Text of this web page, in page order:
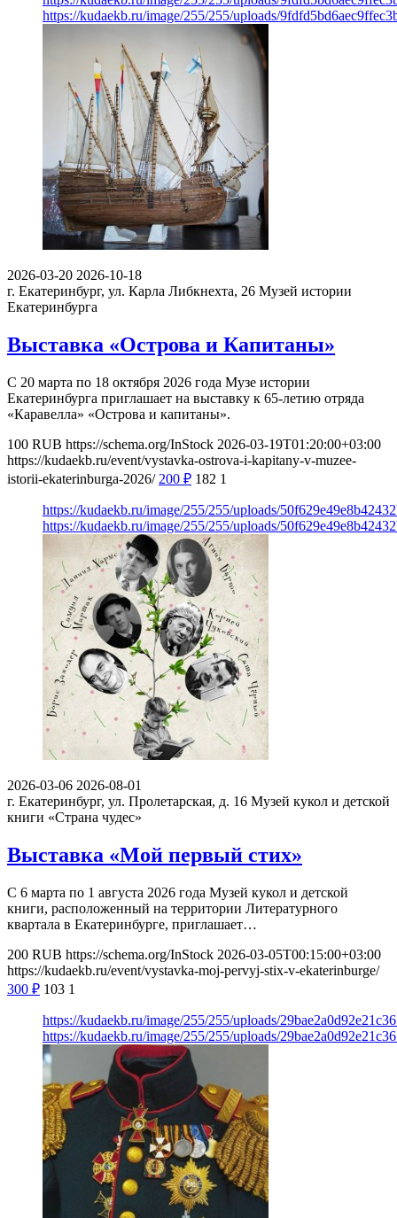
https://kudaekb.ru/image/255/255/uploads/
2026-03-20 2026-10-18
г. Екатеринбург, ул. Карла Либкнехта, 26 Музей истории
Екатеринбурга
Выставка «Острова и Капитаны»
С 20 марта по 18 октября 2026 года Музе истории
Екатеринбурга приглашает на выставку к 65-летию отряда
«Каравелла» «Острова и капитаны».
100 RUB https://schema.org/InStock 2026-03-19T01:20:00+03:00
https://kudaekb.ru/event/vystavka-ostrova-i-kapitany-v-muzee-
istorii-ekaterinburga-2026/ 200 ₽ 182 1
https://kudaekb.ru/image/255/255/uploads/
https://kudaekb.ru/image/255/255/uploads/
2026-03-06 2026-08-01
г. Екатеринбург, ул. Пролетарская, д. 16 Музей кукол и детской
книги «Страна чудес»
Выставка «Мой первый стих»
С 6 марта по 1 августа 2026 года Музей кукол и детской
книги, расположенный на территории Литературного
квартала в Екатеринбурге, приглашает…
200 RUB https://schema.org/InStock 2026-03-05T00:15:00+03:00
https://kudaekb.ru/event/vystavka-moj-pervyj-stix-v-ekaterinburge/
300 ₽ 103 1
https://kudaekb.ru/image/255/255/uploads/
https://kudaekb.ru/image/255/255/uploads/